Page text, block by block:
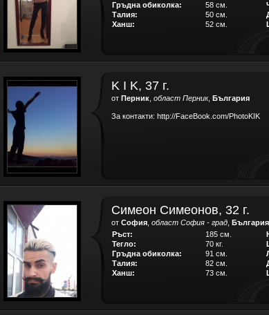
Гръдна обиколка:
58 см.
Талия:
50 см.
Ханш:
52 см.
K I K, 37 г.
от Перник област Перник, България
За контакти: http://FaceBook.com/PhotoKIK
Симеон Симеонов, 32 г.
от София област София - град България
Ръст:
185 см.
Тегло:
70 кг.
Гръдна обиколка:
91 см.
Талия:
82 см.
Ханш:
73 см.